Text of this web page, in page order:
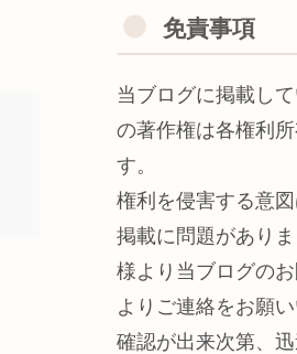
免責事項
当ブログに掲載し
の著作権は各権利
す。
権利を侵害する意
掲載に問題があり
様より当ブログの
よりご連絡をお願い
確認が出来次第、迅